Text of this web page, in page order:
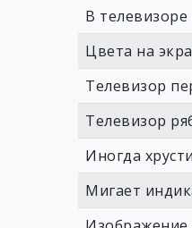
В телевизоре
Цвета на
Телевизор
Телевизор
Иногда
Мигает